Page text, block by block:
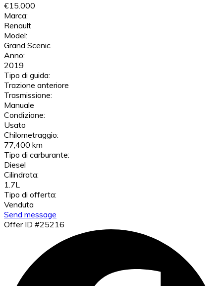
€15.000
Marca:
Renault
Model:
Grand Scenic
Anno:
2019
Tipo di guida:
Trazione anteriore
Trasmissione:
Manuale
Condizione:
Usato
Chilometraggio:
77,400 km
Tipo di carburante:
Diesel
Cilindrata:
1.7L
Tipo di offerta:
Venduta
Send message
Offer ID #25216